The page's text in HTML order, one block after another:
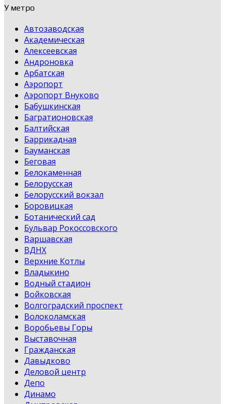
У метро
Автозаводская
Академическая
Алексеевская
Андроновка
Арбатская
Аэропорт
Аэропорт Внуково
Бабушкинская
Багратионовская
Балтийская
Баррикадная
Бауманская
Беговая
Белокаменная
Белорусская
Белорусский вокзал
Боровицкая
Ботанический сад
Бульвар Рокоссовского
Варшавская
ВДНХ
Верхние Котлы
Владыкино
Водный стадион
Войковская
Волгоградский проспект
Волоколамская
Воробьевы Горы
Выставочная
Гражданская
Давыдково
Деловой центр
Депо
Динамо